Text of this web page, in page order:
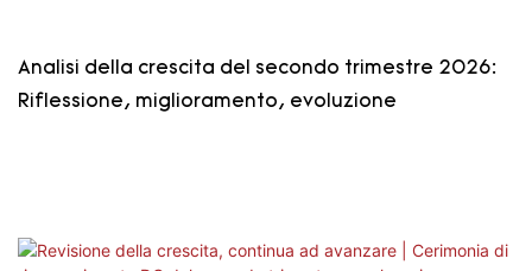
Analisi della crescita del secondo trimestre 2026:
Riflessione, miglioramento, evoluzione